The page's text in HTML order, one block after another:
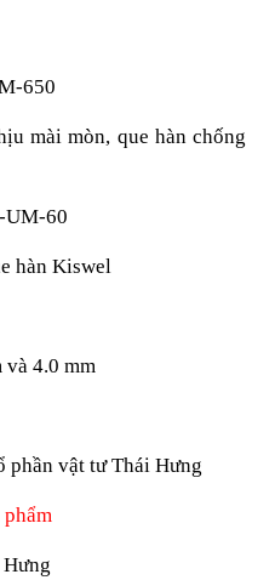
650
mài mòn, que hàn chống
UM-60
hàn Kiswel
4.0 mm
phần vật tư Thái Hưng